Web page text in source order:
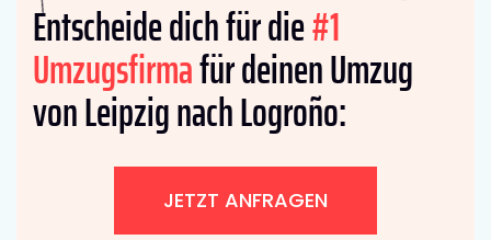
Entscheide dich für die#1
Umzugsfirmafür deinen Umzug
von Leipzig nach Logroño:
JETZT ANFRAGEN